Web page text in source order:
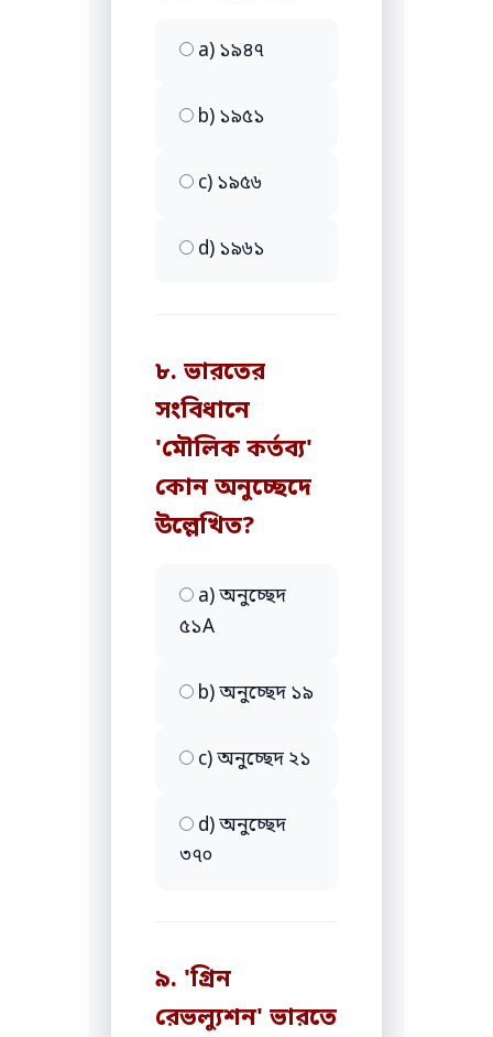
a) ১৯৪৭
b) ১৯৫১
c) ১৯৫৬
d) ১৯৬১
৮. ভারতের
সংবিধানে
'মৌলিক কর্তব্য'
কোন অনুচ্ছেদে
উল্লেখিত?
a) অনুচ্ছেদ
৫১A
b) অনুচ্ছেদ ১৯
c) অনুচ্ছেদ ২১
d) অনুচ্ছেদ
৩৭০
৯. 'গ্রিন
রেভল্যুশন' ভারতে